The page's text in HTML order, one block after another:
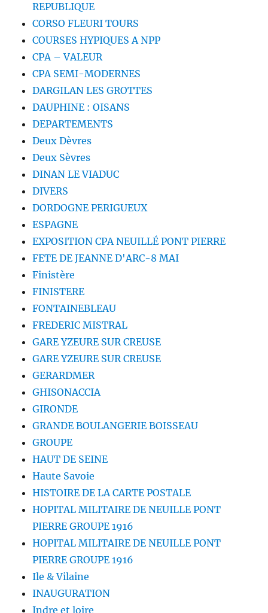
REPUBLIQUE
CORSO FLEURI TOURS
COURSES HYPIQUES A NPP
CPA – VALEUR
CPA SEMI-MODERNES
DARGILAN LES GROTTES
DAUPHINE : OISANS
DEPARTEMENTS
Deux Dèvres
Deux Sèvres
DINAN LE VIADUC
DIVERS
DORDOGNE PERIGUEUX
ESPAGNE
EXPOSITION CPA NEUILLÉ PONT PIERRE
FETE DE JEANNE D'ARC-8 MAI
Finistère
FINISTERE
FONTAINEBLEAU
FREDERIC MISTRAL
GARE YZEURE SUR CREUSE
GARE YZEURE SUR CREUSE
GERARDMER
GHISONACCIA
GIRONDE
GRANDE BOULANGERIE BOISSEAU
GROUPE
HAUT DE SEINE
Haute Savoie
HISTOIRE DE LA CARTE POSTALE
HOPITAL MILITAIRE DE NEUILLE PONT
PIERRE GROUPE 1916
HOPITAL MILITAIRE DE NEUILLE PONT
PIERRE GROUPE 1916
Ile & Vilaine
INAUGURATION
Indre et loire